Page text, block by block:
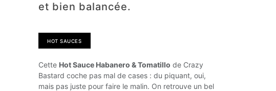
et bien balancée.
HOT SAUCES
Cette Hot Sauce Habanero & Tomatillo de Crazy
Bastard coche pas mal de cases : du piquant, oui,
mais pas juste pour faire le malin. On retrouve un bel